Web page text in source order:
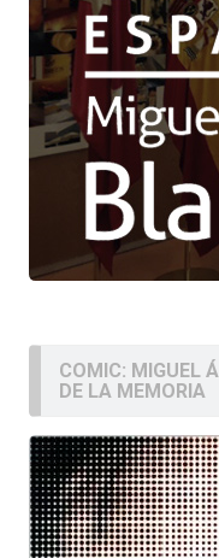
COMIC: MIGUEL
DE LA MEMORIA